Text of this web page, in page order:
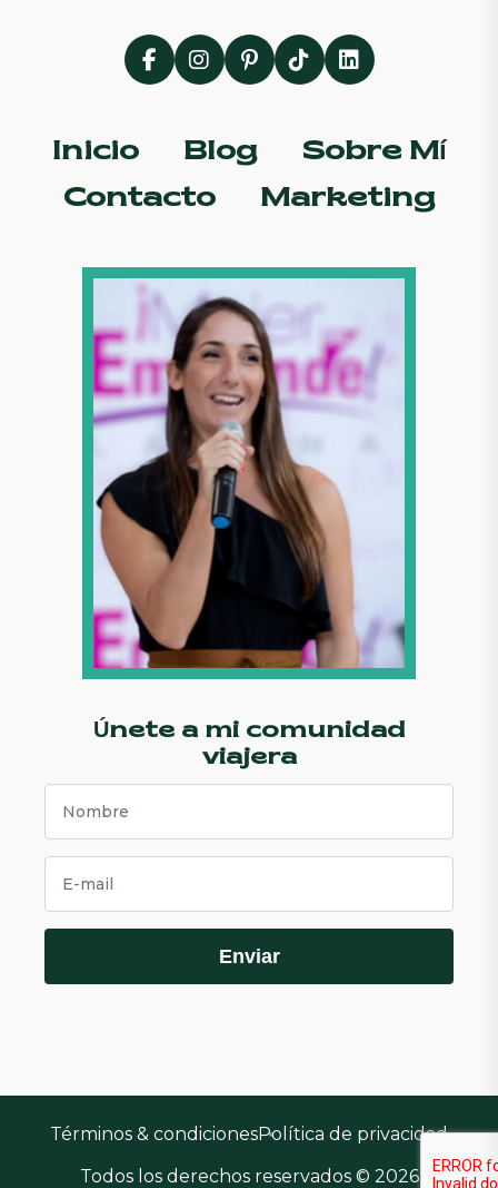
Inicio Blog
Sobre Mí
Contacto
Marketing
Únete a mi comunidad
viajera
Enviar
Términos & condicionesPolítica de privacidad
Todos los derechos reservados © 2026